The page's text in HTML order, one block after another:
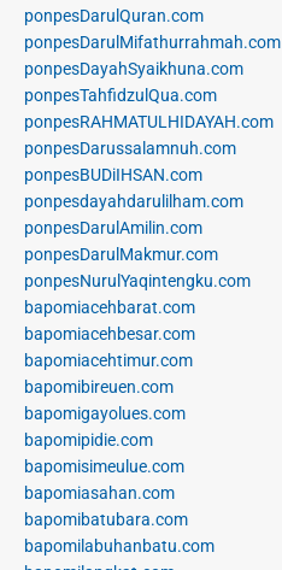
ponpesDarulQuran.com
ponpesDarulMifathurrahmah.com
ponpesDayahSyaikhuna.com
ponpesTahfidzulQua.com
ponpesRAHMATULHIDAYAH.com
ponpesDarussalamnuh.com
ponpesBUDiIHSAN.com
ponpesdayahdarulilham.com
ponpesDarulAmilin.com
ponpesDarulMakmur.com
ponpesNurulYaqintengku.com
bapomiacehbarat.com
bapomiacehbesar.com
bapomiacehtimur.com
bapomibireuen.com
bapomigayolues.com
bapomipidie.com
bapomisimeulue.com
bapomiasahan.com
bapomibatubara.com
bapomilabuhanbatu.com